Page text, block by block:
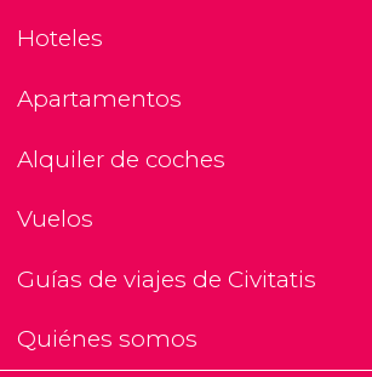
Hoteles
Apartamentos
Alquiler de coches
Vuelos
Guías de viajes de Civitatis
Quiénes somos